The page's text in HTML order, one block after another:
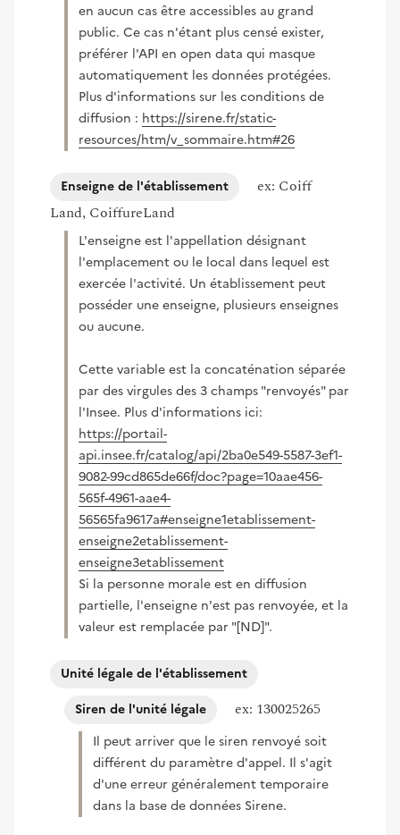
en aucun cas être accessibles au grand
public. Ce cas n'étant plus censé exister,
préférer l'API en open data qui masque
automatiquement les données protégées.
Plus d'informations sur les conditions de
diffusion : https://sirene.fr/static-
resources/htm/v_sommaire.htm#26(nouvelle fenêtre)
Enseigne de l'établissement
ex: Coiff
Land, CoiffureLand
L'enseigne est l'appellation désignant
l'emplacement ou le local dans lequel est
exercée l'activité. Un établissement peut
posséder une enseigne, plusieurs enseignes
ou aucune.
Cette variable est la concaténation séparée
par des virgules des 3 champs "renvoyés" par
l'Insee. Plus d'informations ici:
https://portail-
api.insee.fr/catalog/api/2ba0e549-5587-3ef1-
9082-99cd865de66f/doc?page=10aae456-
565f-4961-aae4-
56565fa9617a#enseigne1etablissement-
enseigne2etablissement-
enseigne3etablissement(nouvelle fenêtre)
Si la personne morale est en diffusion
partielle, l'enseigne n'est pas renvoyée, et la
valeur est remplacée par "[ND]".
Unité légale de l'établissement
Siren de l'unité légale
ex: 130025265
Il peut arriver que le siren renvoyé soit
différent du paramètre d'appel. Il s'agit
d'une erreur généralement temporaire
dans la base de données Sirene.